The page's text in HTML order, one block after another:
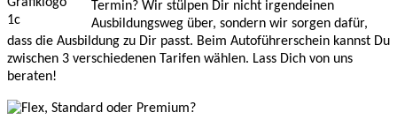
Termin? Wir stülpen Dir nicht irgendeinen
Ausbildungsweg über, sondern wir sorgen dafür,
dass die Ausbildung zu Dir passt. Beim Autoführerschein kannst Du
zwischen 3 verschiedenen Tarifen wählen. Lass Dich von uns
beraten!